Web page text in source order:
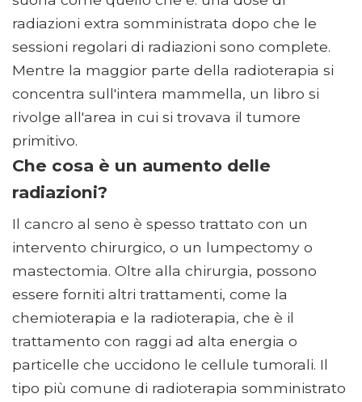
radiazioni extra somministrata dopo che le
sessioni regolari di radiazioni sono complete.
Mentre la maggior parte della radioterapia si
concentra sull'intera mammella, un libro si
rivolge all'area in cui si trovava il tumore
primitivo.
Che cosa è un aumento delle
radiazioni?
Il cancro al seno è spesso trattato con un
intervento chirurgico, o un lumpectomy o
mastectomia. Oltre alla chirurgia, possono
essere forniti altri trattamenti, come la
chemioterapia e la radioterapia, che è il
trattamento con raggi ad alta energia o
particelle che uccidono le cellule tumorali. Il
tipo più comune di radioterapia somministrato